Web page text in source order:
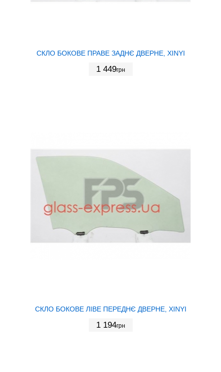
СКЛО БОКОВЕ ПРАВЕ ЗАДНЄ ДВЕРНЕ, XINYI
1 449грн
СКЛО БОКОВЕ ЛІВЕ ПЕРЕДНЄ ДВЕРНЕ, XINYI
1 194грн